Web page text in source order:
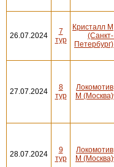
26.07.2024
7
тур
Кристалл М
(Санкт-
Петербург)
27.07.2024
8
тур
Локомотив
М (Москва)
28.07.2024
9
тур
Локомотив
М (Москва)